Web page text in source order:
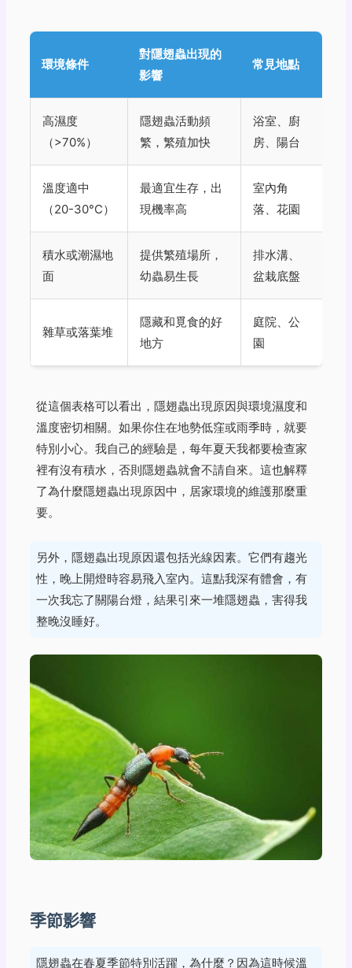
環境條件
對隱翅蟲出現的
影響
常見地點
高濕度
（>70%）
隱翅蟲活動頻
繁，繁殖加快
浴室、廚
房、陽台
溫度適中
（20-30°C）
最適宜生存，出
現機率高
室內角
落、花園
積水或潮濕地
面
提供繁殖場所，
幼蟲易生長
排水溝、
盆栽底盤
雜草或落葉堆
隱藏和覓食的好
地方
庭院、公
園
從這個表格可以看出，隱翅蟲出現原因與環境濕度和
溫度密切相關。如果你住在地勢低窪或雨季時，就要
特別小心。我自己的經驗是，每年夏天我都要檢查家
裡有沒有積水，否則隱翅蟲就會不請自來。這也解釋
了為什麼隱翅蟲出現原因中，居家環境的維護那麼重
要。
另外，隱翅蟲出現原因還包括光線因素。它們有趨光
性，晚上開燈時容易飛入室內。這點我深有體會，有
一次我忘了關陽台燈，結果引來一堆隱翅蟲，害得我
整晚沒睡好。
季節影響
隱翅蟲在春夏季節特別活躍，為什麼？因為這時候溫